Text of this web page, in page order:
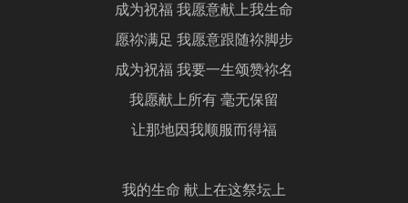
成为祝福 我愿意献上我生命
愿祢满足 我愿意跟随祢脚步
成为祝福 我要一生颂赞祢名
我愿献上所有 毫无保留
让那地因我顺服而得福
我的生命 献上在这祭坛上